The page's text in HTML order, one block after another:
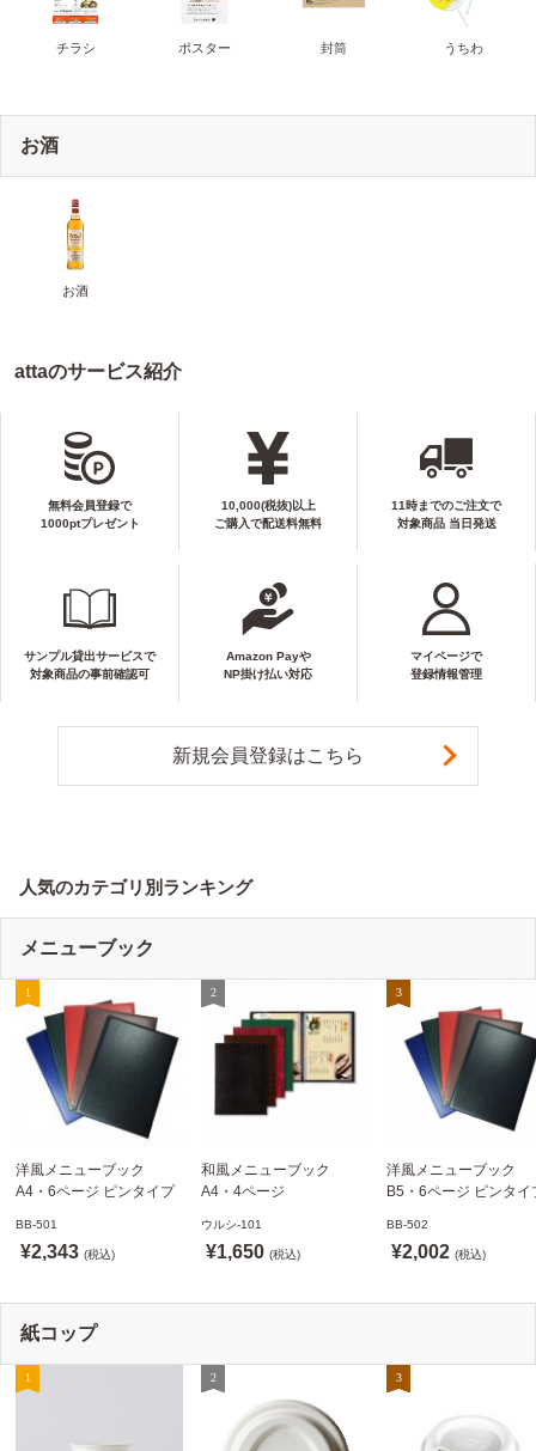
チラシ ポスター 封筒 うちわ
お酒
お酒
attaのサービス紹介
無料会員登録で
1000ptプレゼント
10,000(税抜)以上
ご購入で配送料無料
11時までのご注文で
対象商品 当日発送
サンプル貸出サービスで
対象商品の事前確認可
Amazon Payや
NP掛け払い対応
マイページで
登録情報管理
新規会員登録はこちら
人気のカテゴリ別ランキング
メニューブック
洋風メニューブック
A4・6ページ ピンタイプ
ニュー えいむ(Aim)【当日
発送可】
BB-501
¥2,343 (税込)
和風メニューブック
A4・4ページ
ウルシ-101 シンビ
(SHIMBI)【当日発送可】
ウルシ-101
¥1,650 (税込)
洋風メニューブック
B5・6ページ ピンタイ
ニュー6P えいむ(Aim)
BB-502
¥2,002 (税込)
紙コップ